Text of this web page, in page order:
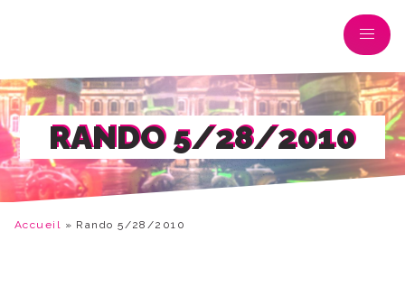
RANDO 5/28/2010
Accueil » Rando 5/28/2010